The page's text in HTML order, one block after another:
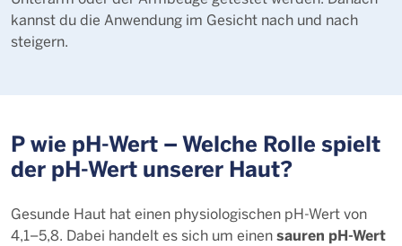
kannst du die Anwendung im Gesicht nach und nach
steigern.
P wie pH-Wert – Welche Rolle spielt
der pH-Wert unserer Haut?
Gesunde Haut hat einen physiologischen pH-Wert von
4,1–5,8. Dabei handelt es sich um einensauren pH-Wert